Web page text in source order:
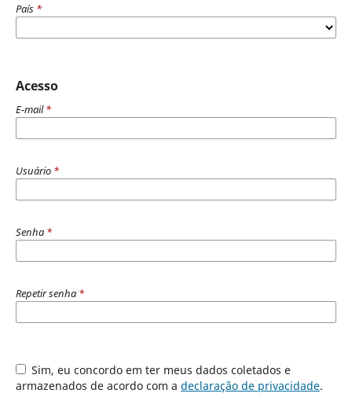
País *
Acesso
E-mail*
Usuário *
Senha *
Repetir senha *
Sim, eu concordo em ter meus dados coletados e
armazenados de acordo com a declaração de privacidade.